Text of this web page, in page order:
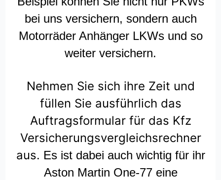
bei uns versichern, sondern auch
Motorräder Anhänger LKWs und so
weiter versichern.
Nehmen Sie sich ihre Zeit und
füllen Sie ausführlich das
Auftragsformular für das Kfz
Versicherungsvergleichsrechner
aus. Es ist dabei auch wichtig für ihr
Aston Martin One-77 eine